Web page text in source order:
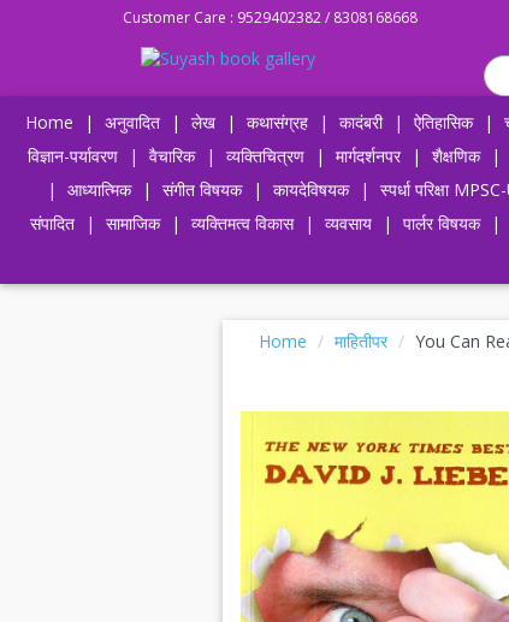
Customer Care : 9529402382 / 8308168668
Home | अनुवादित | लेख | कथासंग्रह | कादंबरी | ऐतिहासिक |
विज्ञान-पर्यावरण
| वैचारिक | व्यक्तिचित्रण | मार्गदर्शनपर | शैक्षणिक |
|
आध्यात्मिक | संगीत विषयक | कायदेविषयक | स्पर्धा परिक्षा
संपादित
| सामाजिक | व्यक्तिमत्व विकास | व्यवसाय | पार्लर विषयक |
Home माहितीपर You Can